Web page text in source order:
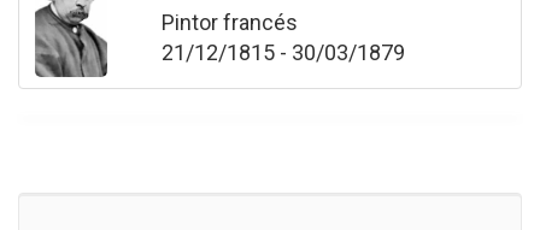
Pintor francés
21/12/1815 - 30/03/1879